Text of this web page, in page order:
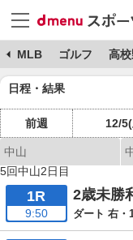
MLB ゴルフ 高
日程・結果
前週 12/
中山
5回中山2日目
1R
9:50
2歳未勝
ダート 右・